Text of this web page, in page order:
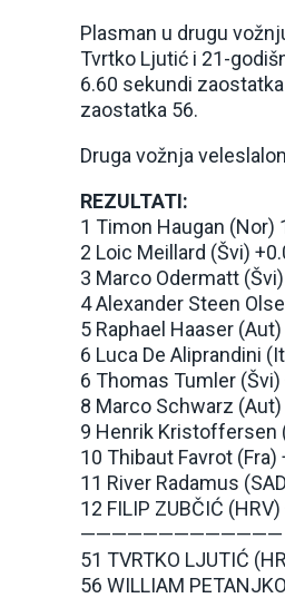
Plasman u drugu
Tvrtko Ljutić i 21-
6.60 sekundi
zaostatka 56.
Druga vožnja
REZULTATI:
1 Timon Haugan (Nor)
2 Loic Meillard (Švi)
3 Marco Odermatt
4 Alexander Steen
5 Raphael Haaser
6 Luca De Aliprandini
6 Thomas Tumler (Švi)
8 Marco Schwarz
9 Henrik Kristoffersen
10 Thibaut Favrot (Fra)
11 River Radamus
12 FILIP ZUBČIĆ
—————————————
51 TVRTKO LJUTIĆ
56 WILLIAM